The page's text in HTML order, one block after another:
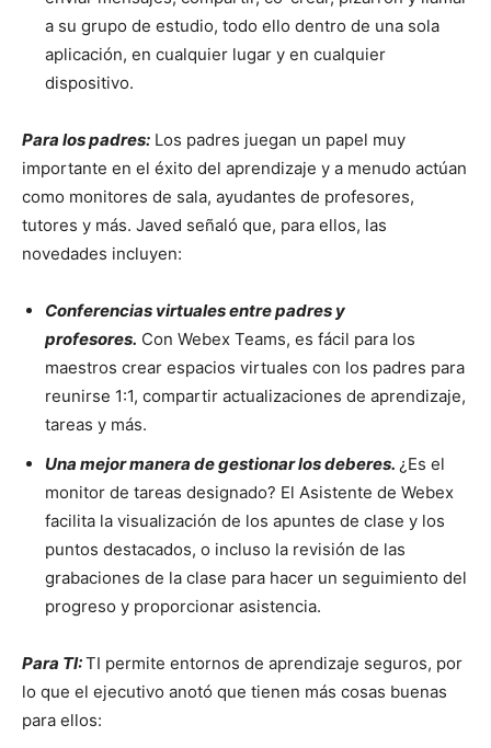
a su grupo de estudio, todo ello dentro de una sola
aplicación, en cualquier lugar y en cualquier
dispositivo.
Para los padres: Los padres juegan un papel muy
importante en el éxito del aprendizaje y a menudo actúan
como monitores de sala, ayudantes de profesores,
tutores y más. Javed señaló que, para ellos, las
novedades incluyen:
Conferencias virtuales entre padres y
profesores. Con Webex Teams, es fácil para los
maestros crear espacios virtuales con los padres para
reunirse 1:1, compartir actualizaciones de aprendizaje,
tareas y más.
Una mejor manera de gestionar los deberes. ¿Es el
monitor de tareas designado? El Asistente de Webex
facilita la visualización de los apuntes de clase y los
puntos destacados, o incluso la revisión de las
grabaciones de la clase para hacer un seguimiento del
progreso y proporcionar asistencia.
Para TI:TI permite entornos de aprendizaje seguros, por
lo que el ejecutivo anotó que tienen más cosas buenas
para ellos: